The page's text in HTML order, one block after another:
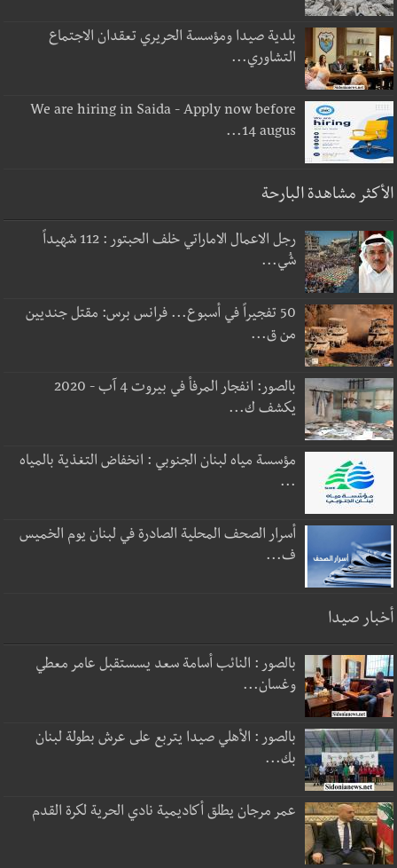
بلدية صيدا ومؤسسة الحريري تعقدان الاجتماع
التشاوري...
We are hiring in Saida - Apply now before
14 augus...
الأكثر مشاهدة البارحة
رجل الاعمال الاماراتي خلف الحبتور : 112 شهيداً
شُي...
50 تفجيراً في أسبوع... فرانس برس: مقتل جنديين
من ق...
بالصور: انفجار المرفأ في بيروت 4 آب - 2020
يكشف ك...
مؤسسة مياه لبنان الجنوبي : انخفاض التغذية بالمياه
...
أسرار الصحف المحلية الصادرة في لبنان يوم الخميس
ف...
أخبار صيدا
بالصور : النائب أسامة سعد يسستقبل عامر معطي
وغسان...
بالصور : الأهلي صيدا يتربع على عرش بطولة لبنان
بك...
عمر مرجان يطلق أكاديمية نادي الحرية لكرة القدم